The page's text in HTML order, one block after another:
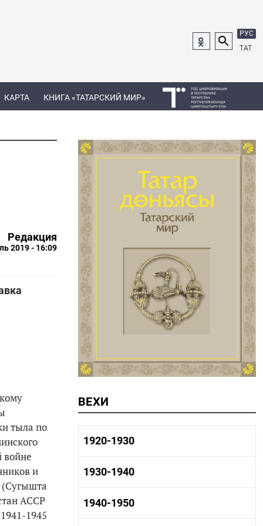
РУС
ТАТ
КАРТА КНИГА «ТАТАРСКИЙ МИР»
Редакция
2019 - 16:09
тыла по
войне
и
(Сугышта
АССР
1945
ВЕХИ
1920-1930
1920-1930 история
1920-1930 культура
1930-1940
1930-1940 история
1930-1940 культура
1940-1950